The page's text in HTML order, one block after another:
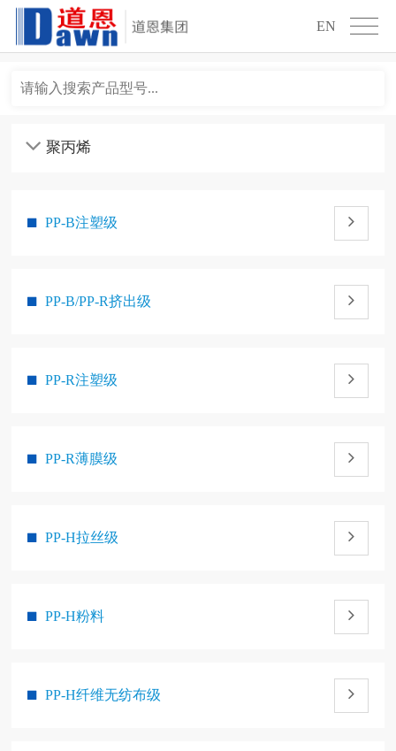
EN
PP-B注塑级
PP-B/PP-R挤出级
PP-R注塑级
PP-R薄膜级
PP-H拉丝级
PP-H粉料
PP-H纤维无纺布级